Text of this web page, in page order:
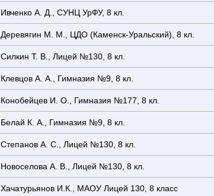
Ивченко А. Д., СУНЦ УрФУ, 8 кл.
Деревягин М. М., ЦДО (Каменск-Уральский), 8 кл.
Силкин Т. В., Лицей №130, 8 кл.
Клевцов А. А., Гимназия №9, 8 кл.
Конобейцев И. О., Гимназия №177, 8 кл.
Белай К. А., Гимназия №9, 8 кл.
Степанов А. С., Лицей №130, 8 кл.
Новоселова А. В., Лицей №130, 8 кл.
Хачатурьянов И.К., МАОУ Лицей 130, 8 класс